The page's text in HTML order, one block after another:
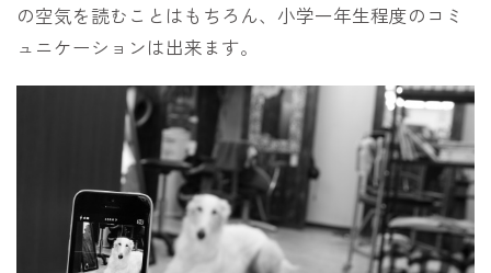
の空気を読むことはもちろん、小学一年生程度のコミ
ュニケーションは出来ます。